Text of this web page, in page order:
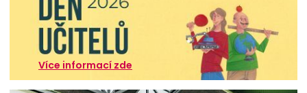
Více informací zde